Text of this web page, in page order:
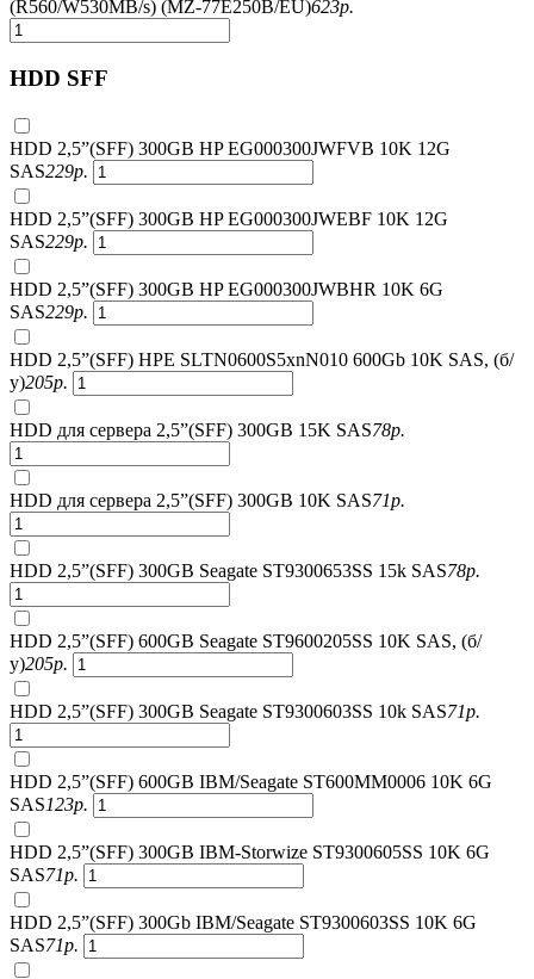
(R560/W530MB/s) (MZ-77E250B/EU)623р.
HDD SFF
HDD 2,5”(SFF) 300GB HP EG000300JWFVB 10K 12G
SAS229р.
HDD 2,5”(SFF) 300GB HP EG000300JWEBF 10K 12G
SAS229р.
HDD 2,5”(SFF) 300GB HP EG000300JWBHR 10K 6G
SAS229р.
HDD 2,5”(SFF) HPE SLTN0600S5xnN010 600Gb 10K SAS, (б/
у)205р.
HDD для сервера 2,5”(SFF) 300GB 15K SAS78р.
HDD для сервера 2,5”(SFF) 300GB 10K SAS71р.
HDD 2,5”(SFF) 300GB Seagate ST9300653SS 15k SAS78р.
HDD 2,5”(SFF) 600GB Seagate ST9600205SS 10K SAS, (б/
у)205р.
HDD 2,5”(SFF) 300GB Seagate ST9300603SS 10k SAS71р.
HDD 2,5”(SFF) 600GB IBM/Seagate ST600MM0006 10K 6G
SAS123р.
HDD 2,5”(SFF) 300GB IBM-Storwize ST9300605SS 10K 6G
SAS71р.
HDD 2,5”(SFF) 300Gb IBM/Seagate ST9300603SS 10K 6G
SAS71р.